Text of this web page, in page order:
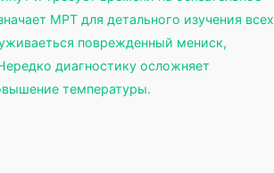
МРТ для детального изучения всех
поврежденный мениск,
диагностику осложняет
температуры.